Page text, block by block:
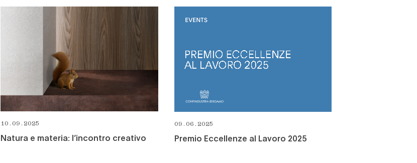
10.09.2025
Natura e materia: l’incontro creativo
09.06.2025
Premio Eccellenze al Lavoro 2025